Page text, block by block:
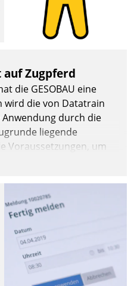
Zugpferd
die GESOBAU eine
wird die von Datatrain
durch die
liegende
Voraussetzungen, um
erweitern und weitere